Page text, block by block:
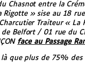
Chasnot entre la
Rigotte » sise au 18
Traiteur « La
de Belfort / 01 rue du
face au Passage
là que plus de 75% des